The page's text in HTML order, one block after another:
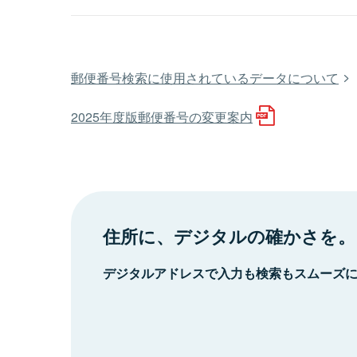
郵便番号検索に使用されているデータについて
2025年度版郵便番号の変更案内
住所に、デジタルの確かさを。
デジタルアドレスで入力も検索もスムーズ